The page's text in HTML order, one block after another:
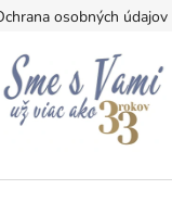
osobných údajov